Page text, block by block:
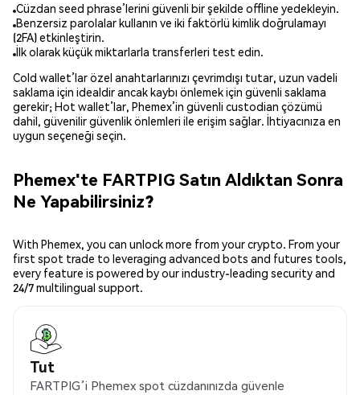
Cüzdan seed phrase’lerini güvenli bir şekilde offline yedekleyin.
Benzersiz parolalar kullanın ve iki faktörlü kimlik doğrulamayı
(2FA) etkinleştirin.
İlk olarak küçük miktarlarla transferleri test edin.
Cold wallet’lar özel anahtarlarınızı çevrimdışı tutar, uzun vadeli
saklama için idealdir ancak kaybı önlemek için güvenli saklama
gerekir; Hot wallet’lar, Phemex’in güvenli custodian çözümü
dahil, güvenilir güvenlik önlemleri ile erişim sağlar. İhtiyacınıza en
uygun seçeneği seçin.
Phemex'te FARTPIG Satın Aldıktan Sonra
Ne Yapabilirsiniz?
With Phemex, you can unlock more from your crypto. From your
first spot trade to leveraging advanced bots and futures tools,
every feature is powered by our industry-leading security and
24/7 multilingual support.
Tut
FARTPIG’i Phemex spot cüzdanınızda güvenle